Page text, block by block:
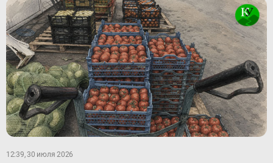
12:39, 30 июля 2026